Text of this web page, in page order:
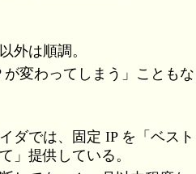
外は順調。
変わってしまう」こともな
ダでは、固定 IP を「ベスト
」提供している。